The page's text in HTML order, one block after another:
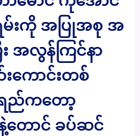
းကို အပြုအစု အ
အလွန်ကြင်နာ
ကောင်းတစ်
ရည်ကတော့
နဲ့တောင် ခပ်ဆင်